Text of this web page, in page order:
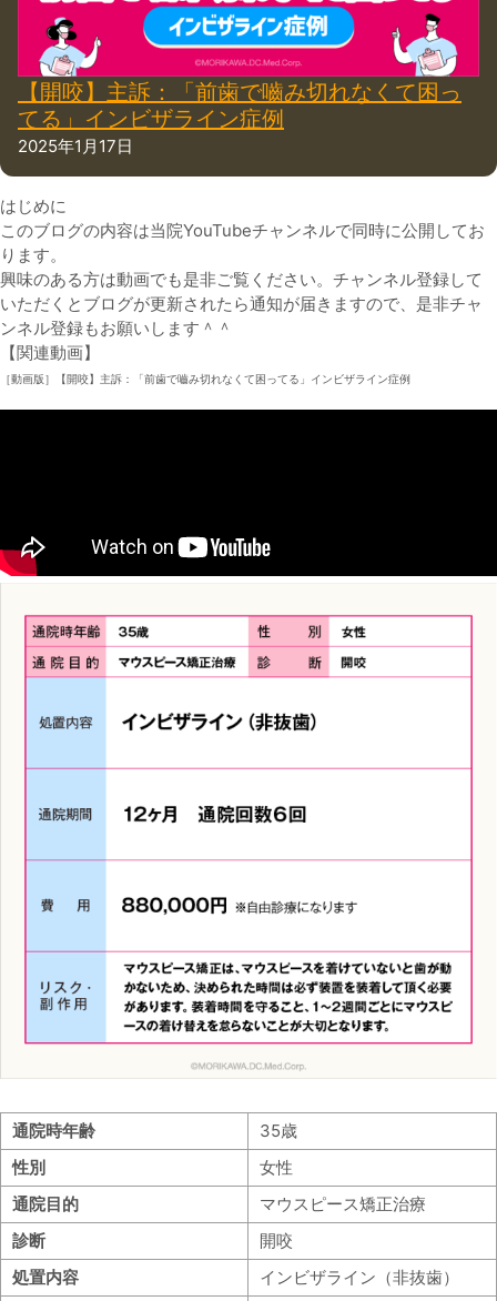
【開咬】主訴：「前歯で嚙み切れなくて困っ
てる」インビザライン症例
2025年1月17日
はじめに
このブログの内容は当院YouTubeチャンネルで同時に公開してお
ります。
興味のある方は動画でも是非ご覧ください。チャンネル登録して
いただくとブログが更新されたら通知が届きますので、是非チャ
ンネル登録もお願いします＾＾
【関連動画】
［動画版］【開咬】主訴：「前歯で嚙み切れなくて困ってる」インビザライン症例
通院時年齢
35歳
性別
女性
通院目的
マウスピース矯正治療
診断
開咬
処置内容
インビザライン（非抜歯）